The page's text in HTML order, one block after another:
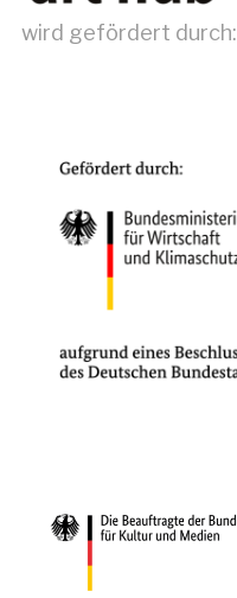
wird gefördert durch: